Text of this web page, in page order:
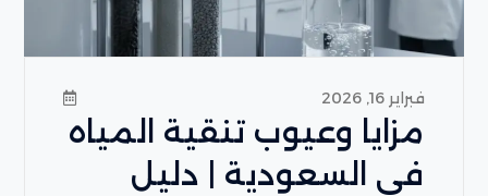
فبراير 16, 2026
مزايا وعيوب تنقية المياه
في السعودية | دليل